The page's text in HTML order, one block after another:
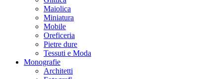
Maiolica
Miniatura
Mobile
Oreficeria
Pietre dure
Tessuti e Moda
Monografie
Architetti